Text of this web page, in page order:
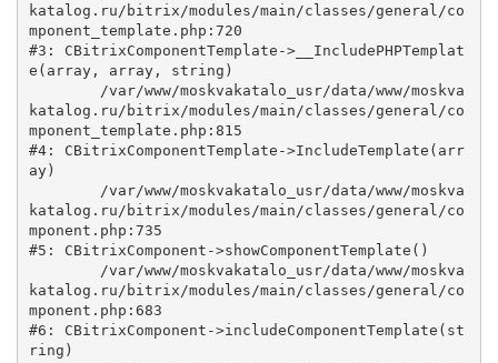
katalog.ru/bitrix/modules/main/classes/general/co
mponent_template.php:720
#3: CBitrixComponentTemplate->__IncludePHPTemplat
e(array, array, string)
katalog.ru/bitrix/modules/main/classes/general/co
mponent_template.php:815
#4: CBitrixComponentTemplate->IncludeTemplate(arr
ay)
katalog.ru/bitrix/modules/main/classes/general/co
mponent.php:735
#5: CBitrixComponent->showComponentTemplate()
katalog.ru/bitrix/modules/main/classes/general/co
mponent.php:683
#6: CBitrixComponent->includeComponentTemplate(st
ring)